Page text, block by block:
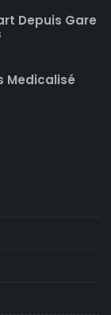
Depuis Gare
Medicalisé